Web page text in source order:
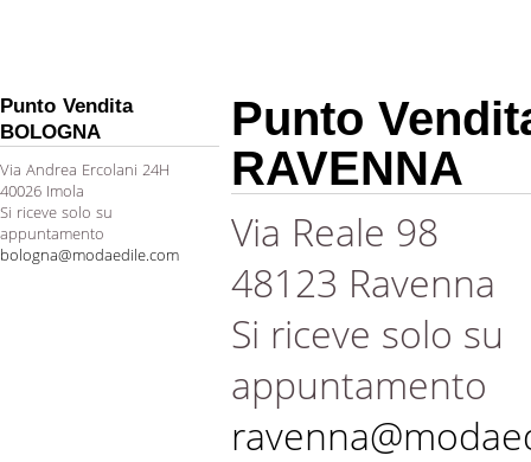
Punto Vendita
BOLOGNA
Via Andrea Ercolani 24H
40026 Imola
Si riceve solo su
appuntamento
bologna@modaedile.com
Punto
RAVENNA
Via Reale 98
48123 Ravenna
Si riceve solo su
appuntamento